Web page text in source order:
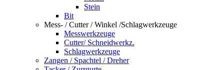
Stein
Bit
Mess- / Cutter / Winkel /Schlagwerkzeuge
Messwerkzeuge
Cutter/ Schneidwerkz.
Schlagwerkzeuge
Zangen / Spachtel / Dreher